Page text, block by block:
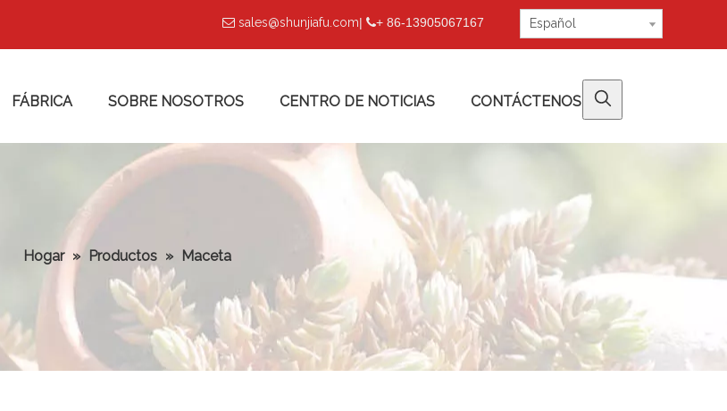
 sales@shunjiafu.com| + 86-13905067167 Español
FÁBRICA SOBRE NOSOTROS CENTRO DE NOTICIAS CONTÁCTENOS
Hogar » Productos » Maceta